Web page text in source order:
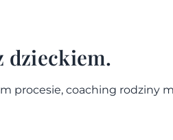
dzieckiem.
procesie, coaching rodziny